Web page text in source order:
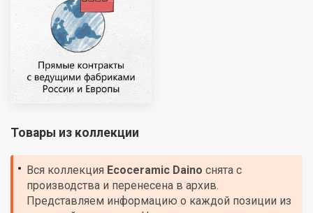
Товары из коллекции
Вся коллекция Ecoceramic Daino снята с
производства и перенесена в архив.
Представляем информацию о каждой позиции из